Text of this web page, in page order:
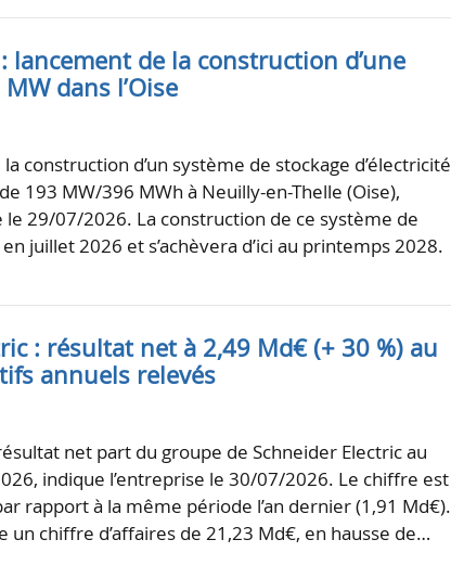
lancement de la construction d’une
dans l’Oise
construction d’un système de stockage d’électricité
193 MW/396 MWh à Neuilly-en-Thelle (Oise),
le 29/07/2026. La construction de ce système de
juillet 2026 et s’achèvera d’ici au printemps 2028.
: résultat net à 2,49 Md€ (+ 30 %) au
annuels relevés
net part du groupe de Schneider Electric au
indique l’entreprise le 30/07/2026. Le chiffre est
rapport à la même période l’an dernier (1,91 Md€).
un chiffre d’affaires de 21,23 Md€, en hausse de…